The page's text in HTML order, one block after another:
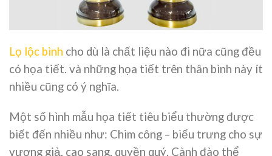
Lọ lộc bình cho dù là chất liệu nào đi nữa cũng đều
có họa tiết. và những họa tiết trên thân bình này ít
nhiều cũng có ý nghĩa.
Một số hình mẫu họa tiết tiêu biểu thường được
biết đến nhiều như: Chim công – biểu trưng cho sự
vương giả, cao sang, quyền quý. Cành đào thể